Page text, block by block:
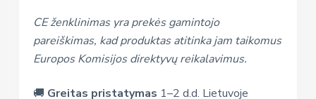
CE ženklinimas yra prekės gamintojo
pareiškimas, kad produktas atitinka jam taikomus
Europos Komisijos direktyvų reikalavimus.
🚚 Greitas pristatymas 1–2 d.d. Lietuvoje